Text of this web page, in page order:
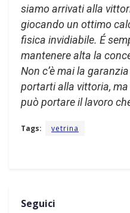
siamo arrivati alla
giocando un ottimo
fisica invidiabile. É
mantenere alta la
Non c’è mai la
portarti alla vittoria,
può portare il lavoro
Tags: vetrina
Seguici